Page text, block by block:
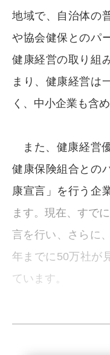
地域で、自治体の
や協会健保とのパ
健康経営の取り組
まり、健康経営は
く、中小企業も含
また、健康経営
健康保険組合との
康宣言」を行う企
ます。現在、すで
言を行い、さらに
年までに50万社が
ています。